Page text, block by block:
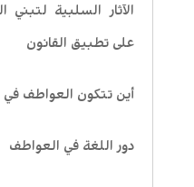
الآثار السلبية
على تطبيق القانون
أين تتكون العواطف في
دور اللغة في العواطف